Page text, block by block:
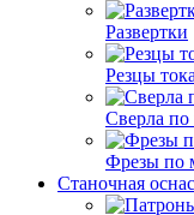
Развертки
Резцы
Сверла по
Фрезы по
Станочная